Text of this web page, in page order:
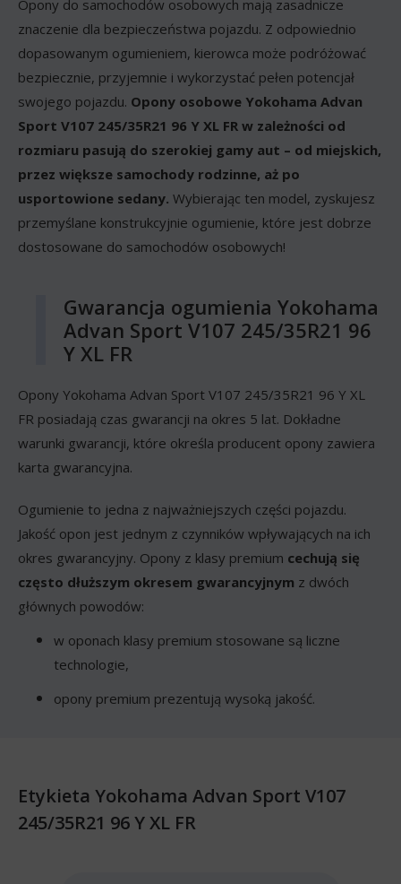
Opony do samochodów osobowych mają zasadnicze
znaczenie dla bezpieczeństwa pojazdu. Z odpowiednio
dopasowanym ogumieniem, kierowca może podróżować
bezpiecznie, przyjemnie i wykorzystać pełen potencjał
swojego pojazdu. Opony osobowe Yokohama Advan
Sport V107 245/35R21 96 Y XL FR w zależności od
rozmiaru pasują do szerokiej gamy aut – od miejskich,
przez większe samochody rodzinne, aż po
usportowione sedany. Wybierając ten model, zyskujesz
przemyślane konstrukcyjnie ogumienie, które jest dobrze
dostosowane do samochodów osobowych!
Gwarancja ogumienia Yokohama
Advan Sport V107 245/35R21 96
Y XL FR
Opony Yokohama Advan Sport V107 245/35R21 96 Y XL
FR posiadają czas gwarancji na okres 5 lat. Dokładne
warunki gwarancji, które określa producent opony zawiera
karta gwarancyjna.
Ogumienie to jedna z najważniejszych części pojazdu.
Jakość opon jest jednym z czynników wpływających na ich
okres gwarancyjny. Opony z klasy premium cechują się
często dłuższym okresem gwarancyjnym z dwóch
głównych powodów:
w oponach klasy premium stosowane są liczne
technologie,
opony premium prezentują wysoką jakość.
Etykieta Yokohama Advan Sport V107
245/35R21 96 Y XL FR